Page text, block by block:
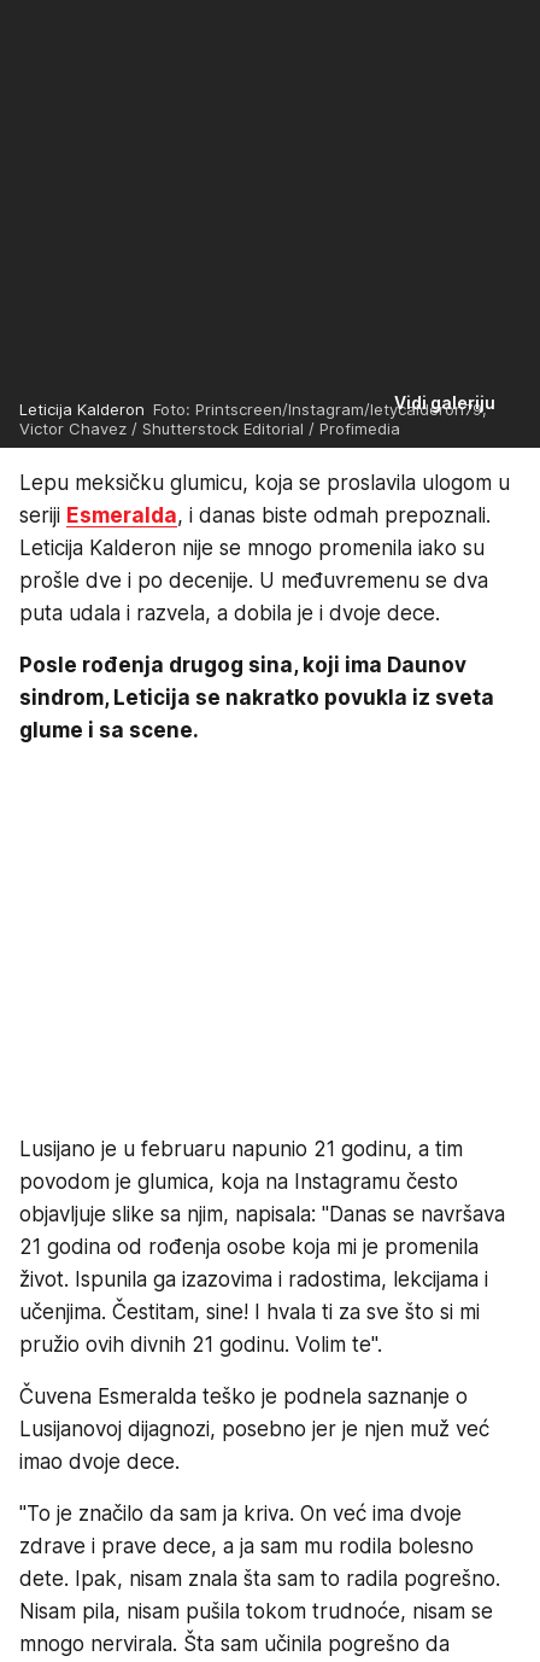
Vidi galeriju
Leticija Kalderon Foto: Printscreen/Instagram/letycalderon79,
Victor Chavez / Shutterstock Editorial / Profimedia
Lepu meksičku glumicu, koja se proslavila ulogom u
seriji Esmeralda, i danas biste odmah prepoznali.
Leticija Kalderon nije se mnogo promenila iako su
prošle dve i po decenije. U međuvremenu se dva
puta udala i razvela, a dobila je i dvoje dece.
Posle rođenja drugog sina, koji ima Daunov
sindrom, Leticija se nakratko povukla iz sveta
glume i sa scene.
Lusijano je u februaru napunio 21 godinu, a tim
povodom je glumica, koja na Instagramu često
objavljuje slike sa njim, napisala: "Danas se navršava
21 godina od rođenja osobe koja mi je promenila
život. Ispunila ga izazovima i radostima, lekcijama i
učenjima. Čestitam, sine! I hvala ti za sve što si mi
pružio ovih divnih 21 godinu. Volim te".
Čuvena Esmeralda teško je podnela saznanje o
Lusijanovoj dijagnozi, posebno jer je njen muž već
imao dvoje dece.
"To je značilo da sam ja kriva. On već ima dvoje
zdrave i prave dece, a ja sam mu rodila bolesno
dete. Ipak, nisam znala šta sam to radila pogrešno.
Nisam pila, nisam pušila tokom trudnoće, nisam se
mnogo nervirala. Šta sam učinila pogrešno da